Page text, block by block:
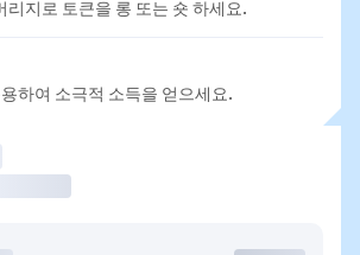
리지로 토큰을 롱 또는 숏 하세요.
하여 소극적 소득을 얻으세요.